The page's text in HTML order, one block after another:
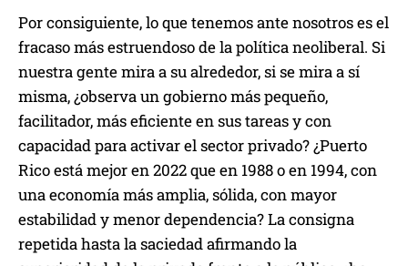
Por consiguiente, lo que tenemos ante nosotros es el
fracaso más estruendoso de la política neoliberal. Si
nuestra gente mira a su alrededor, si se mira a sí
misma, ¿observa un gobierno más pequeño,
facilitador, más eficiente en sus tareas y con
capacidad para activar el sector privado? ¿Puerto
Rico está mejor en 2022 que en 1988 o en 1994, con
una economía más amplia, sólida, con mayor
estabilidad y menor dependencia? La consigna
repetida hasta la saciedad afirmando la